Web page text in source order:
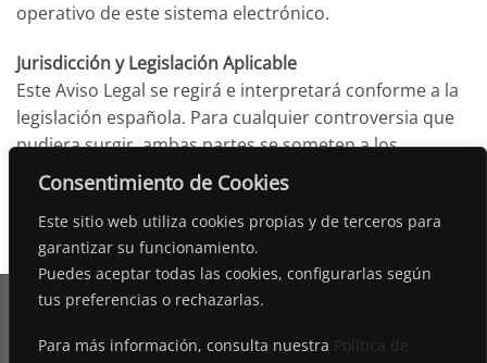
Consentimiento de Cookies
Este sitio web utiliza cookies propias y de terceros para
garantizar su funcionamiento.
Puedes aceptar todas las cookies, configurarlas según
tus preferencias o rechazarlas.
Para más información, consulta nuestra Política de
operativo de este sistema electrónico.
Jurisdicción y Legislación Aplicable
Este Aviso Legal se regirá e interpretará conforme a la
legislación española. Para cualquier controversia que
pudiera surgir, ambas partes se someten a los
Juzgados y Tribunales de Girona.